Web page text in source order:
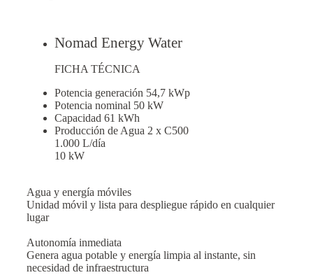
Nomad Energy Water
FICHA TÉCNICA
Potencia generación 54,7 kWp
Potencia nominal 50 kW
Capacidad 61 kWh
Producción de Agua 2 x C500
1.000 L/día
10 kW
Agua y energía móviles
Unidad móvil y lista para despliegue rápido en cualquier
lugar
Autonomía inmediata
Genera agua potable y energía limpia al instante, sin
necesidad de infraestructura